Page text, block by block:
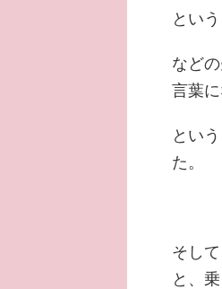
とい
など
言葉
とい
た。
そし
と、